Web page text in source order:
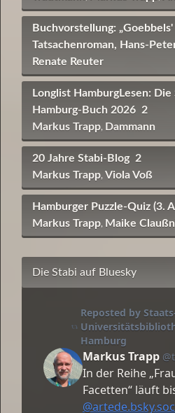
Buchvorstellung: „Goebbels'
Tatsachenroman, Hans-
Renate Reuter
Longlist HamburgLesen:
Hamburg-Buch 2026 2
Markus Trapp, Dammann
20 Jahre Stabi-Blog 2
Markus Trapp, Viola Voß
Hamburger Puzzle-Quiz (3.
Markus Trapp, Maike
Die Stabi auf Bluesky